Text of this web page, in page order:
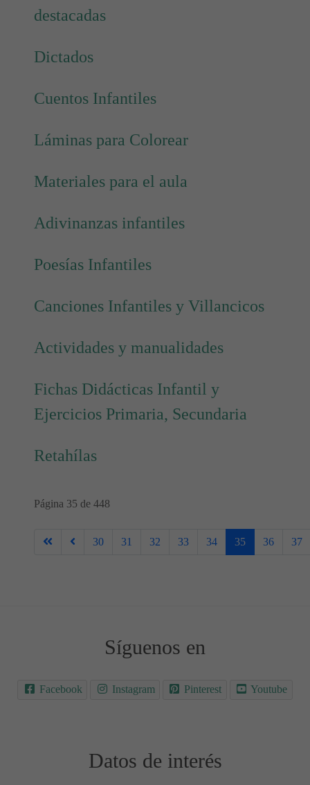
destacadas
Dictados
Cuentos Infantiles
Láminas para Colorear
Materiales para el aula
Adivinanzas infantiles
Poesías Infantiles
Canciones Infantiles y Villancicos
Actividades y manualidades
Fichas Didácticas Infantil y
Ejercicios Primaria, Secundaria
Retahílas
Página 35 de 448
30 31 32 33 34 35 36 37
Síguenos en
Facebook Instagram Pinterest Youtube
Datos de interés